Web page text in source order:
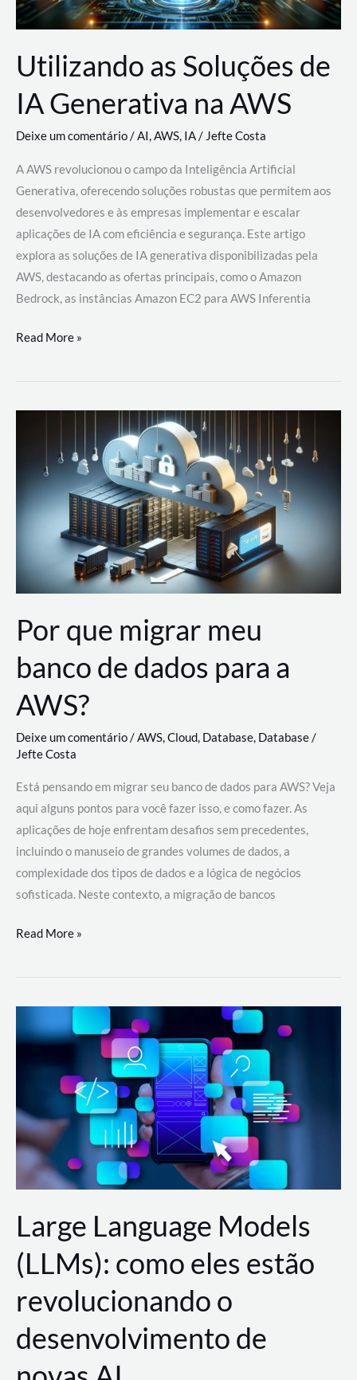
Utilizando as Soluções de
IA Generativa na AWS
Deixe um comentário/AI,AWS, IA/Jefte Costa
A AWS revolucionou o campo da Inteligência Artificial
Generativa, oferecendo soluções robustas que permitem aos
desenvolvedores e às empresas implementar e escalar
aplicações de IA com eficiência e segurança. Este artigo
explora as soluções de IA generativa disponibilizadas pela
AWS, destacando as ofertas principais, como o Amazon
Bedrock, as instâncias Amazon EC2 para AWS Inferentia
Utilizando
Soluções
AWS
Read More »
Por que migrar meu
banco de dados para a
AWS?
Deixe um comentário/AWS,Cloud, Database, Database/
Jefte Costa
Está pensando em migrar seu banco de dados para AWS? Veja
aqui alguns pontos para você fazer isso, e como fazer. As
aplicações de hoje enfrentam desafios sem precedentes,
incluindo o manuseio de grandes volumes de dados, a
complexidade dos tipos de dados e a lógica de negócios
sofisticada. Neste contexto, a migração de bancos
Por
migrar
de
a
AWS?
Read More »
Large Language Models
(LLMs): como eles estão
revolucionando o
desenvolvimento de